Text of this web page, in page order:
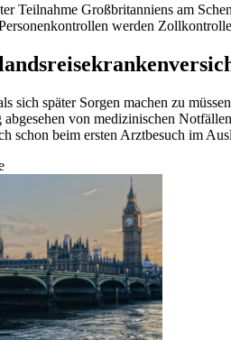
Teilnahme Großbritanniens am
werden
sich später Sorgen machen zu
abgesehen von medizinischen
schon beim ersten Arztbesuch im